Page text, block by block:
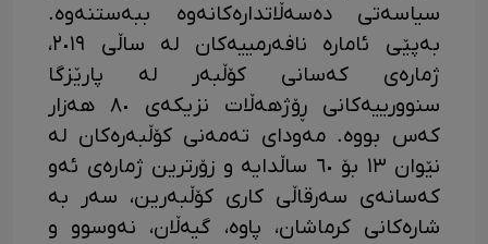
سیاسەتی دەسەڵاتدارەکانەوە ببەستنەوە.
بەپێی ئامارە نافەرمییەکان لە ساڵی ٢٠١٩،
ژمارەی کەسانی کۆڵبەر لە پارێزگا
سنوورییەکانی ڕۆژهەڵات نزیکەی ٨٠ هەزار
کەس بووە. مەودای تەمەنی کۆڵبەرەکان لە
نێوان ١٣ بۆ ٦٠ ساڵدایە و زۆرترین ژمارەی ئەو
کەسانەی سەرقاڵی کاری کۆڵبەرین، سەر بە
شارەکانی کرماشان، پاوە، گیەڵان، نەوسوو و